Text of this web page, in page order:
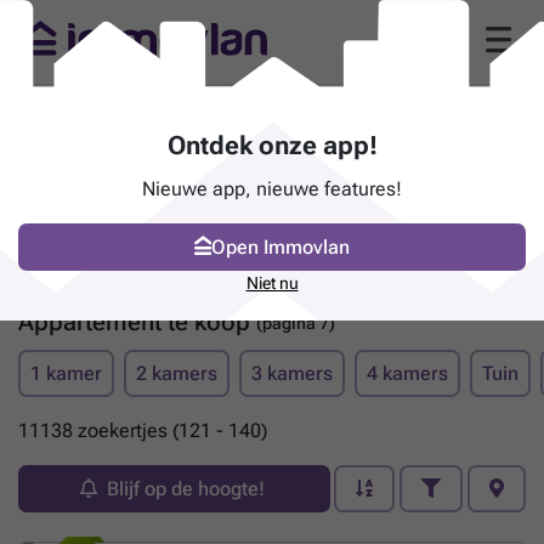
Appartement te koop(pagina 7)
1 kamer 2 kamers 3 kamers 4 kamers Tuin
11138 zoekertjes (121 - 140)
Blijf op de hoogte!
Ontdek onze app!
Nieuwe app, nieuwe features!
Open Immovlan
Niet nu